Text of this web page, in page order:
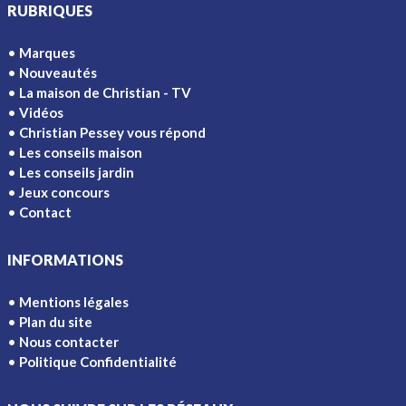
RUBRIQUES
Marques
Nouveautés
La maison de Christian - TV
Vidéos
Christian Pessey vous répond
Les conseils maison
Les conseils jardin
Jeux concours
Contact
INFORMATIONS
Mentions légales
Plan du site
Nous contacter
Politique Confidentialité